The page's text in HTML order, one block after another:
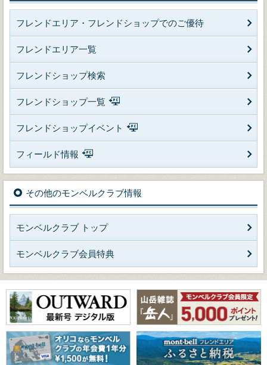
フレンドエリア・フレンドショップでのご優待
フレンドエリア一覧
フレンドショップ検索
フレンドショップ一覧
フレンドショップイベント
フィールド情報
その他のモンベルクラブ情報
モンベルクラブ トップ
モンベルクラブ会員特典